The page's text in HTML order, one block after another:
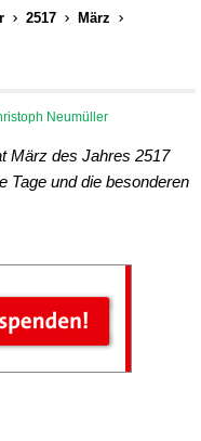
2517 März
Neumüller
März des Jahres 2517
Tage und die besonderen